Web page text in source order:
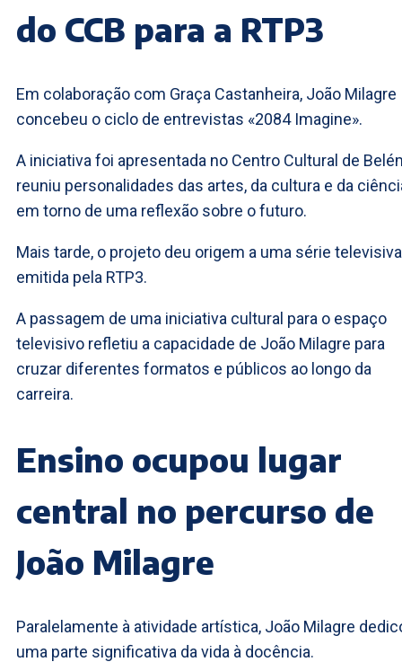
do CCB para a RTP3
Em colaboração com Graça Castanheira, João Milagre
concebeu o ciclo de entrevistas «2084 Imagine».
A iniciativa foi apresentada no Centro Cultural de
reuniu personalidades das artes, da cultura e da
em torno de uma reflexão sobre o futuro.
Mais tarde, o projeto deu origem a uma série televisiva
emitida pela RTP3.
A passagem de uma iniciativa cultural para o espaço
televisivo refletiu a capacidade de João Milagre para
cruzar diferentes formatos e públicos ao longo da
carreira.
Ensino ocupou lugar
central no percurso de
João Milagre
Paralelamente à atividade artística, João Milagre
uma parte significativa da vida à docência.